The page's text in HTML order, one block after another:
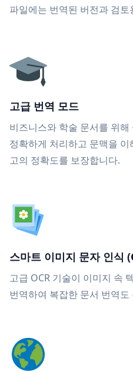
파일에는 번역된 버전과 검
고급 번역 모드
비즈니스와 학술 문서를 위
정확하게 처리하고 문맥을
고의 정확도를 보장합니다.
스마트 이미지 문자 인식
고급 OCR 기술이 이미지 속
번역하여 복잡한 문서 번역